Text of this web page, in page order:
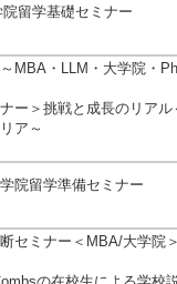
留学基礎セミナー
MBA・LLM・大学院・
ー＞挑戦と成長のリア
ア～
院留学準備セミナー
セミナー＜MBA/大学院＞